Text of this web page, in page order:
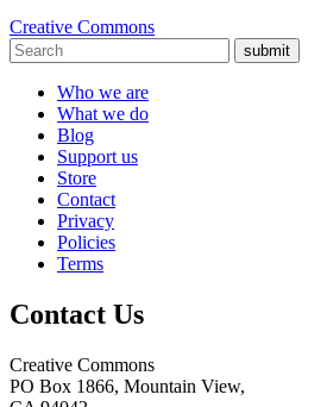
Creative Commons
submit
Who we are
What we do
Blog
Support us
Store
Contact
Privacy
Policies
Terms
Contact Us
Creative Commons
PO Box 1866, Mountain View,